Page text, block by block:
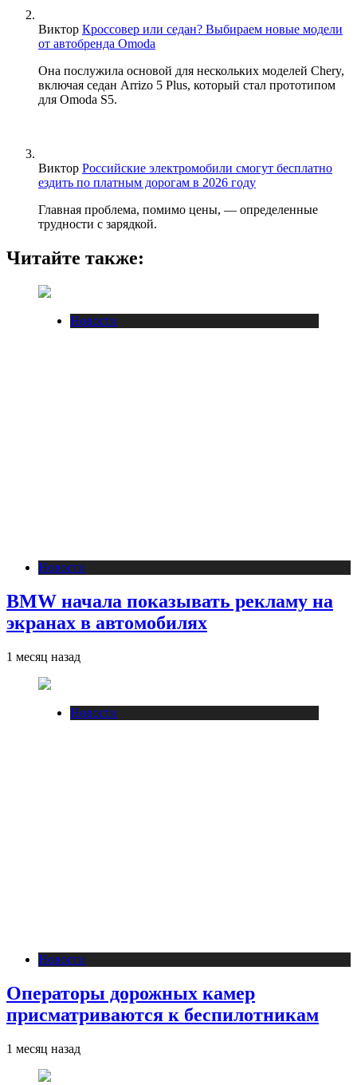
Виктор Кроссовер или седан? Выбираем новые модели
от автобренда Omoda
Она послужила основой для нескольких моделей Chery,
включая седан Arrizo 5 Plus, который стал прототипом
для Omoda S5.
Виктор Российские электромобили смогут бесплатно
ездить по платным дорогам в 2026 году
Главная проблема, помимо цены, — определенные
трудности с зарядкой.
Читайте также:
Новости
Новости
BMW начала показывать рекламу на
экранах в автомобилях
1 месяц назад
Новости
Новости
Операторы дорожных камер
присматриваются к беспилотникам
1 месяц назад